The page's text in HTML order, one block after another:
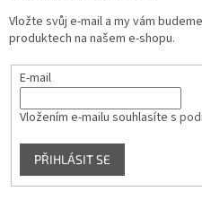
Vložte svůj e-mail a my vám
produktech na našem e-shopu.
E-mail
Vložením e-mailu souhlasíte s
PŘIHLÁSIT SE